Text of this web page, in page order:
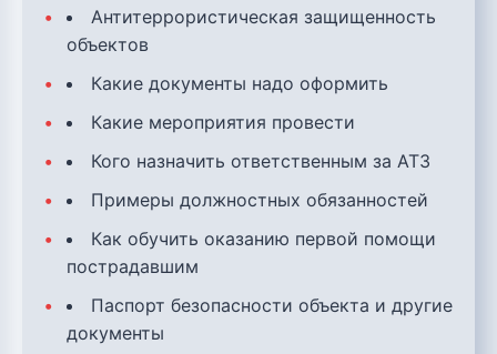
Антитеррористическая защищенность
объектов
Какие документы надо оформить
Какие мероприятия провести
Кого назначить ответственным за АТЗ
Примеры должностных обязанностей
Как обучить оказанию первой помощи
пострадавшим
Паспорт безопасности объекта и другие
документы